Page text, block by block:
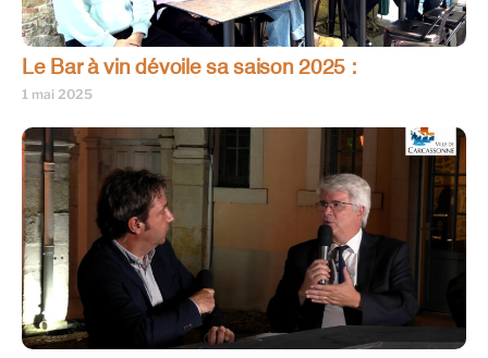
Le Bar à vin dévoile sa saison 2025 :
1 mai 2025